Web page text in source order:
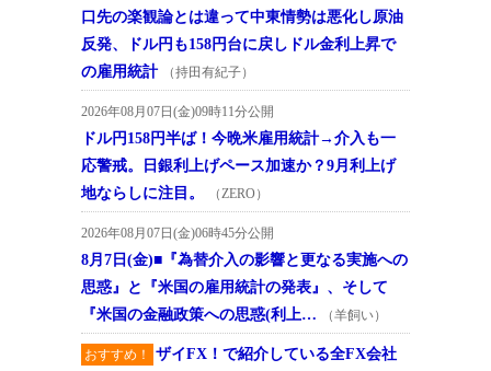
口先の楽観論とは違って中東情勢は悪化し原油
反発、ドル円も158円台に戻しドル金利上昇で
の雇用統計
（持田有紀子）
2026年08月07日(金)09時11分公開
ドル円158円半ば！今晩米雇用統計→介入も一
応警戒。日銀利上げペース加速か？9月利上げ
地ならしに注目。
（ZERO）
2026年08月07日(金)06時45分公開
8月7日(金)■『為替介入の影響と更なる実施への
思惑』と『米国の雇用統計の発表』、そして
『米国の金融政策への思惑(利上…
（羊飼い）
おすすめ！
ザイFX！で紹介している全FX会社